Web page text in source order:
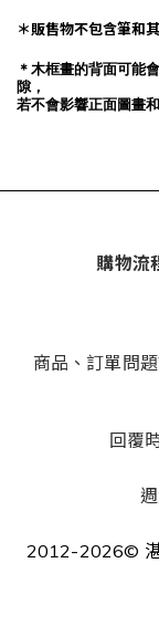
＊販售物不包含筆和
＊木框畫的背面可能
隙，
若不會影響正面圖畫
購物流
商品、訂單問
回覆
2012-2026© 湛